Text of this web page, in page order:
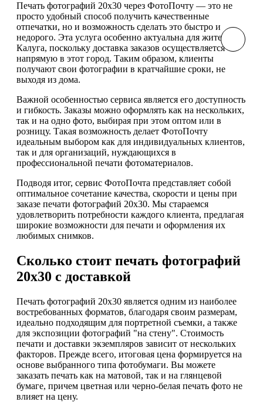
Печать фотографий 20х30 через ФотоПочту — это не
просто удобный способ получить качественные
отпечатки, но и возможность сделать это быстро и
недорого. Эта услуга особенно актуальна для жителей г
Калуга, поскольку доставка заказов осуществляется
напрямую в этот город. Таким образом, клиенты
получают свои фотографии в кратчайшие сроки, не
выходя из дома.
Важной особенностью сервиса является его доступность
и гибкость. Заказы можно оформлять как на нескольких,
так и на одно фото, выбирая при этом оптом или в
розницу. Такая возможность делает ФотоПочту
идеальным выбором как для индивидуальных клиентов,
так и для организаций, нуждающихся в
профессиональной печати фотоматериалов.
Подводя итог, сервис ФотоПочта представляет собой
оптимальное сочетание качества, скорости и цены при
заказе печати фотографий 20х30. Мы стараемся
удовлетворить потребности каждого клиента, предлагая
широкие возможности для печати и оформления их
любимых снимков.
Сколько стоит печать фотографий
20х30 с доставкой
Печать фотографий 20х30 является одним из наиболее
востребованных форматов, благодаря своим размерам,
идеально подходящим для портретной съемки, а также
для экспозиции фотографий "на стену". Стоимость
печати и доставки экземпляров зависит от нескольких
факторов. Прежде всего, итоговая цена формируется на
основе выбранного типа фотобумаги. Вы можете
заказать печать как на матовой, так и на глянцевой
бумаге, причем цветная или черно-белая печать фото не
влияет на цену.